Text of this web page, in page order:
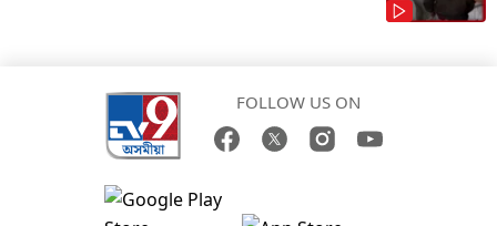
FOLLOW US ON